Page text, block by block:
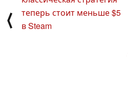
⟨
теперь стоит меньше $5
в Steam